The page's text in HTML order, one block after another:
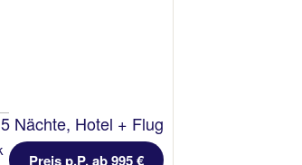
5 Nächte, Hotel + Flug
Preis p.P. ab 995 €